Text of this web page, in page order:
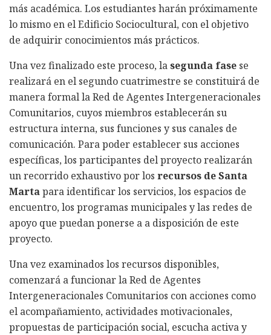
más académica. Los estudiantes harán próximamente
lo mismo en el Edificio Sociocultural, con el objetivo
de adquirir conocimientos más prácticos.
Una vez finalizado este proceso, lasegunda fase se
realizará en el segundo cuatrimestre se constituirá de
manera formal la Red de Agentes Intergeneracionales
Comunitarios, cuyos miembros establecerán su
estructura interna, sus funciones y sus canales de
comunicación. Para poder establecer sus acciones
específicas, los participantes del proyecto realizarán
un recorrido exhaustivo por los recursos de Santa
Martapara identificar los servicios, los espacios de
encuentro, los programas municipales y las redes de
apoyo que puedan ponerse a a disposición de este
proyecto.
Una vez examinados los recursos disponibles,
comenzará a funcionar la Red de Agentes
Intergeneracionales Comunitarios con acciones como
el acompañamiento, actividades motivacionales,
propuestas de participación social, escucha activa y